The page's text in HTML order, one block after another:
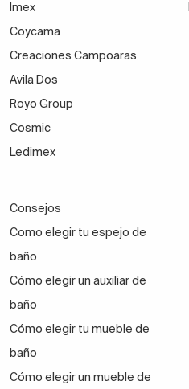
Imex
Coycama
Creaciones Campoaras
Avila Dos
Royo Group
Cosmic
Ledimex
Consejos
Como elegir tu espejo de
baño
Cómo elegir un auxiliar de
baño
Cómo elegir tu mueble de
baño
Cómo elegir un mueble de